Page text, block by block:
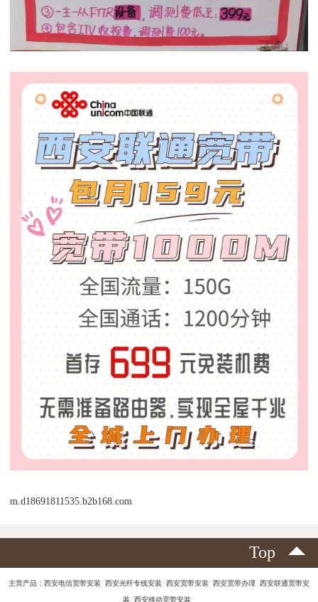
m.d18691811535.b2b168.com
Top
主营产品：西安电信宽带安装 西安光纤专线安装 西安宽带安装 西安宽带办理 西安联通宽带安
装 西安移动宽带安装